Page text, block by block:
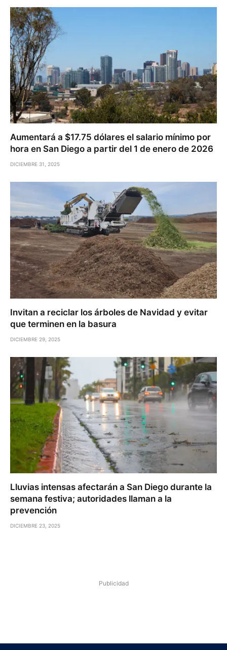
Aumentará a $17.75 dólares el salario mínimo por
hora en San Diego a partir del 1 de enero de 2026
DICIEMBRE 31, 2025
Invitan a reciclar los árboles de Navidad y evitar
que terminen en la basura
DICIEMBRE 29, 2025
Lluvias intensas afectarán a San Diego durante la
semana festiva; autoridades llaman a la
prevención
DICIEMBRE 23, 2025
Publicidad